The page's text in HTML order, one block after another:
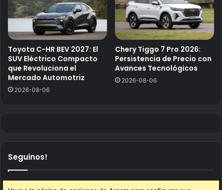
Toyota C-HR BEV 2027: El
SUV Eléctrico Compacto
que Revoluciona el
Mercado Automotriz
2026-08-06
Chery Tiggo 7 Pro 2026:
Persistencia de Precio con
Avances Tecnológicos
2026-08-06
Seguinos!